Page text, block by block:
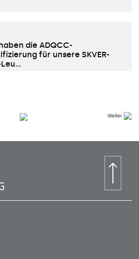
die ADQCC-
für unsere SKVER-
Leu…
Weiter